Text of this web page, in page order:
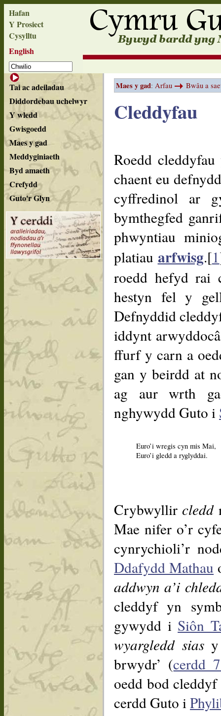
Hafan
Y Prosiect
Cysylltu
English
Tai ac adeiladau
Diddordebau uchelwyr
Y wledd
Gwisgoedd
Maes y gad
Meddyginiaeth
Byd amaeth
Crefydd
Guto'r Glyn
Maes y gad: Arfau Bwâu a
Cleddyfau
Roedd
chaent eu
cyffredinol ar
bymthegfed
phwyntiau
platiau arfwisg.[1
roedd hefyd rai
hestyn fel y
Defnyddid
iddynt
ffurf y carn a
gan y beirdd at
ag aur wrth
nghywydd Guto i
Euro’i wregis cyn mis Mai,
Euro’i gledd a ryglyddai.
Crybwyllir cledd
Mae nifer o’r
cynrychioli’r
Ddafydd Mathau
addwyn a’i
cleddyf yn
gywydd i Siôn
wyargledd siasy
brwydr’ (cerdd
oedd bod
cerdd Guto i